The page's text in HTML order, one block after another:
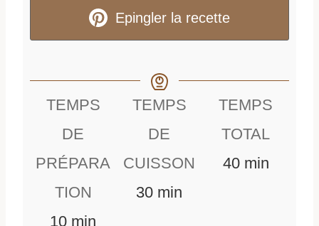
Epingler la recette
TEMPS
DE
PRÉPARA
TION
10mmin
TEMPS
DE
CUISSON
30mmin
TEMPS
TOTAL
40mmin